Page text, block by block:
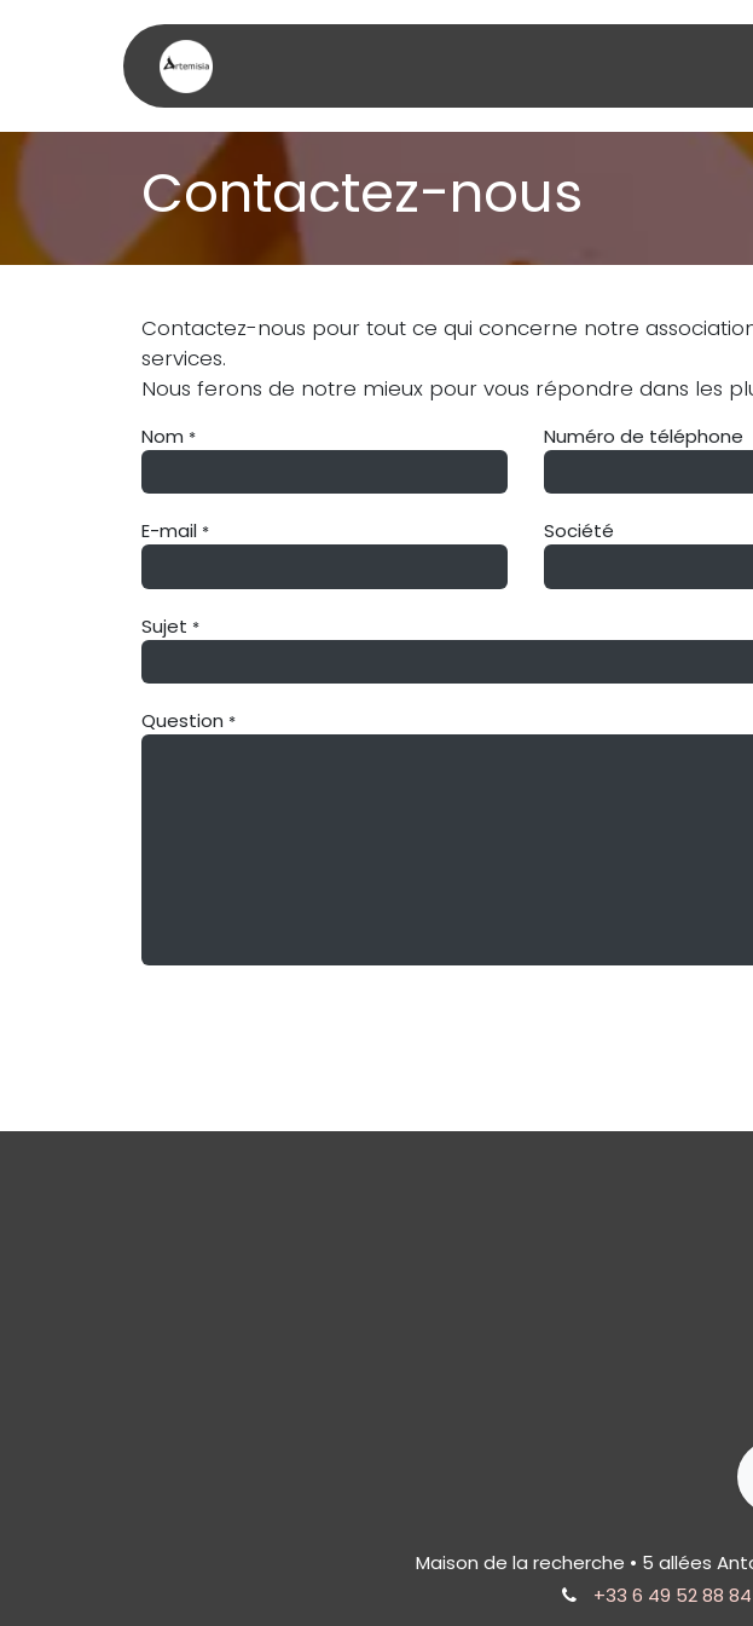
Contactez-nous
Contactez-nous pour tout ce qui concerne notre
services.
Nous ferons de notre mieux pour vous répondre dans les
Nom * Numéro de téléphone
E-mail * Société
Sujet *
Question *
Maison de la recherche • 5 allées
+33 6 49 52 88 84